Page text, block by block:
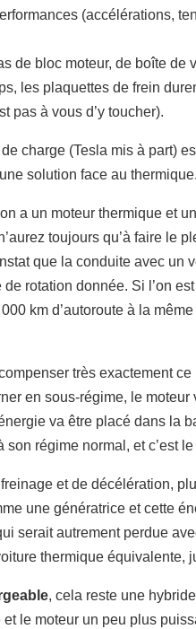
(accélérations,
de bloc moteur, de boîte
les plaquettes de frein
pas à vous d’y toucher).
charge (Tesla mis à part)
solution face au
a un moteur thermique et
toujours qu’à faire le
que la conduite avec un
rotation donnée. Si l’on
km d’autoroute à la
très exactement
en sous-régime, le
va être placé dans la
son régime normal, et c’est
et de décélération,
une génératrice et cette
serait autrement perdue
thermique équivalente,
, cela reste une
le moteur un peu plus